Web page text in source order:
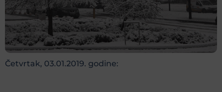
Četvrtak, 03.01.2019. godine: